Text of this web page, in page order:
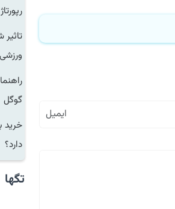
رپورتاژ 10 سایتی یا 100 سایتی؟
ورزشی
گوگل
دارد؟
تگها